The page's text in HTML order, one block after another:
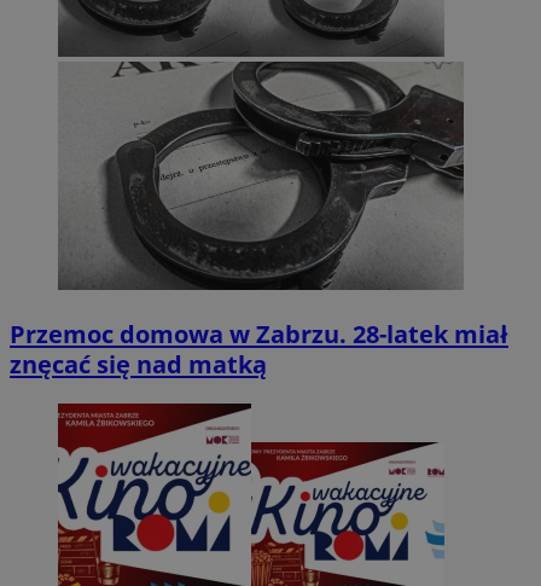
Przemoc domowa w Zabrzu. 28-latek miał
znęcać się nad matką